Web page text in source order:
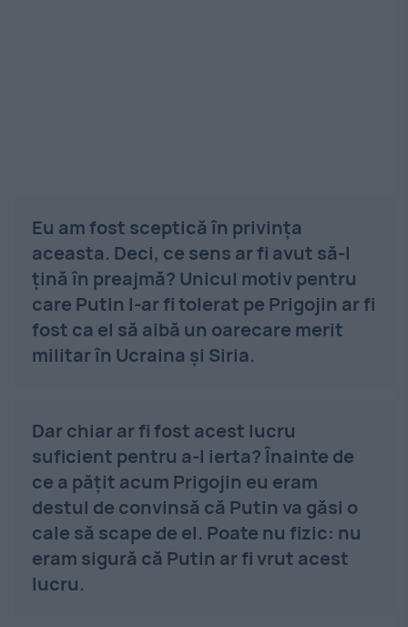
Eu am fost sceptică în privința
aceasta. Deci, ce sens ar fi avut să-l
țină în preajmă? Unicul motiv pentru
care Putin l-ar fi tolerat pe Prigojin ar fi
fost ca el să aibă un oarecare merit
militar în Ucraina și Siria.
Dar chiar ar fi fost acest lucru
suficient pentru a-l ierta? Înainte de
ce a pățit acum Prigojin eu eram
destul de convinsă că Putin va găsi o
cale să scape de el. Poate nu fizic: nu
eram sigură că Putin ar fi vrut acest
lucru.